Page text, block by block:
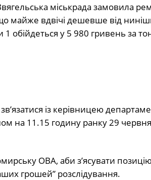
міськрада замовила
майже вдвічі дешевше від
обійдеться у 5 980 гривень за
із керівницею
на 11.15 годину ранку 29
ОВА, аби з’ясувати
грошей” розслідування.